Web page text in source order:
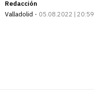
Redacción
Valladolid
05.08.2022 | 20:59